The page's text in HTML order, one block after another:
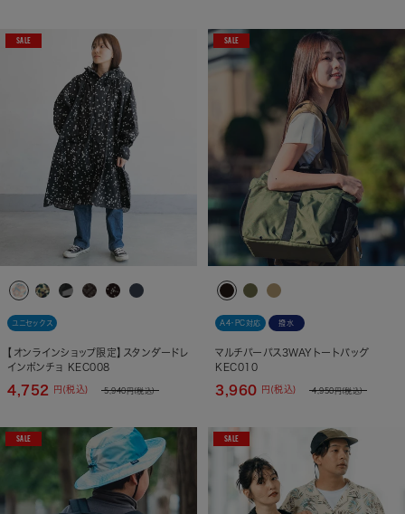
SALE
ユニセックス
【オンラインショップ限定】スタンダードレ
インポンチョ KEC008
4,752 円(税込) 5,940円(税込)
SALE
A4・PC対応 撥水
マルチパーパス3WAYトートバッグ
KEC010
3,960 円(税込) 4,950円(税込)
SALE SALE